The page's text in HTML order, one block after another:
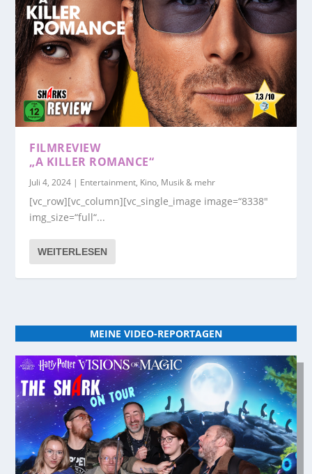
FILMREVIEW
„A KILLER ROMANCE“
Juli 4, 2024 | Entertainment, Kino, Musik & mehr
[vc_row][vc_column][vc_single_image image=“8338″
img_size=“full“...
WEITERLESEN
MEINE VIDEO-REPORTAGEN